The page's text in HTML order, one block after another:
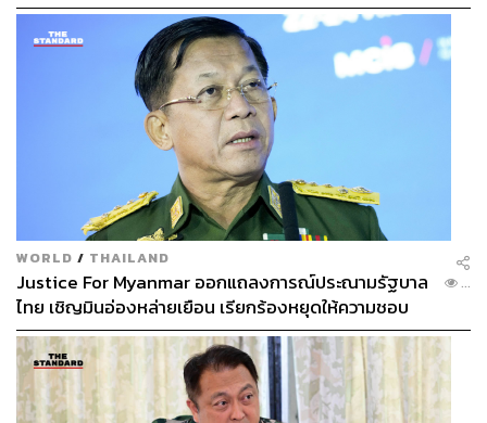
WORLD / THAILAND
Justice For Myanmar ออกแถลงการณ์ประณามรัฐบาล
ไทย เชิญมินอ่องหล่ายเยือน เรียกร้องหยุดให้ความชอบ
ธรรมรัฐบาลทหาร
...